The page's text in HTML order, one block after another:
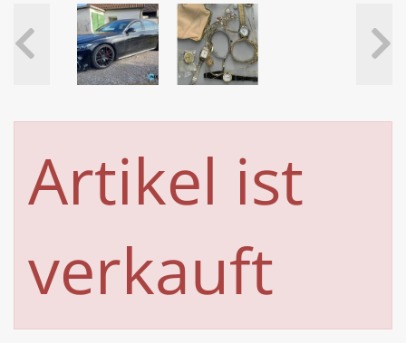
Artikel ist
verkauft